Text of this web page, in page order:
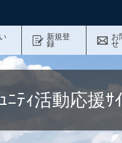
新規登
録
お
せ
ﾆﾃｨ活動応援